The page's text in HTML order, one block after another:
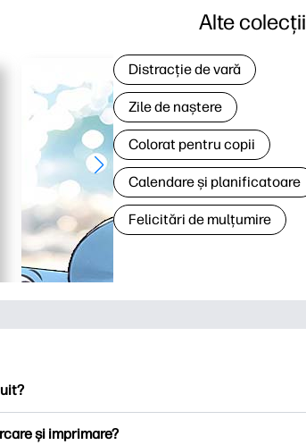
Alte colecții
Distracție de vară
Zile de naștere
Colorat pentru copii
Calendare și planificatoare
Felicitări de mulțumire
și imprimare?